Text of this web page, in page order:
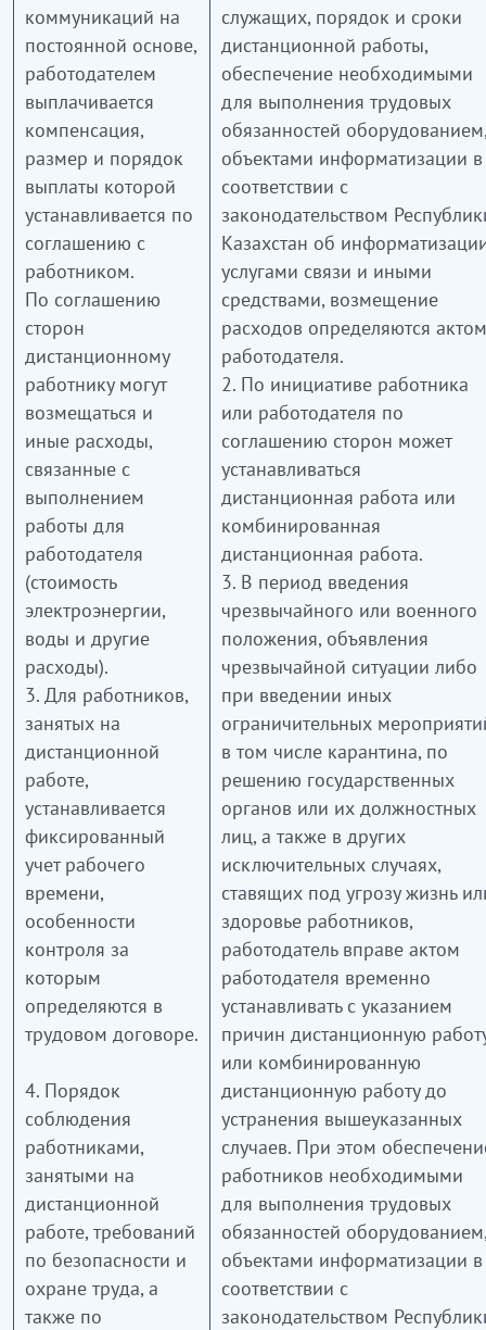
коммуникаций на
постоянной основе,
работодателем
выплачивается
компенсация,
размер и порядок
выплаты которой
устанавливается по
соглашению с
работником.
По соглашению
сторон
дистанционному
работнику могут
возмещаться и
иные расходы,
связанные с
выполнением
работы для
работодателя
(стоимость
электроэнергии,
воды и другие
расходы).
3. Для работников,
занятых на
дистанционной
работе,
устанавливается
фиксированный
учет рабочего
времени,
особенности
контроля за
которым
определяются в
трудовом договоре.
4. Порядок
соблюдения
работниками,
занятыми на
дистанционной
работе, требований
по безопасности и
охране труда, а
также по
служащих, порядок и сроки
дистанционной работы,
обеспечение необходимыми
для выполнения трудовых
обязанностей оборудованием,
объектами информатизации в
соответствии с
законодательством
Казахстан об
услугами связи и иными
средствами, возмещение
расходов определяются актом
работодателя.
2. По инициативе работника
или работодателя по
соглашению сторон может
устанавливаться
дистанционная работа или
комбинированная
дистанционная работа.
3. В период введения
чрезвычайного или военного
положения, объявления
чрезвычайной ситуации либо
при введении иных
ограничительных
в том числе карантина, по
решению государственных
органов или их должностных
лиц, а также в других
исключительных случаях,
ставящих под угрозу жизнь
здоровье работников,
работодатель вправе актом
работодателя временно
устанавливать с указанием
причин дистанционную
или комбинированную
дистанционную работу до
устранения вышеуказанных
случаев. При этом
работников необходимыми
для выполнения трудовых
обязанностей оборудованием,
объектами информатизации в
соответствии с
законодательством